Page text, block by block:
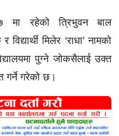
मा रहेको त्रिभुवन बाल
विद्यार्थी मिलेर ‘राधा’ नामको
पुग्ने जोकसैलाई उक्त
गर्ने गरेको छ।